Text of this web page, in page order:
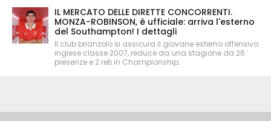
IL MERCATO DELLE DIRETTE CONCORRENTI.
MONZA-ROBINSON, è ufficiale: arriva l'esterno
del Southampton! I dettagli
Il club brianzolo si assicura il giovane esterno offensivo
inglese classe 2007, reduce da una stagione da 26
presenze e 2 reti in Championship.